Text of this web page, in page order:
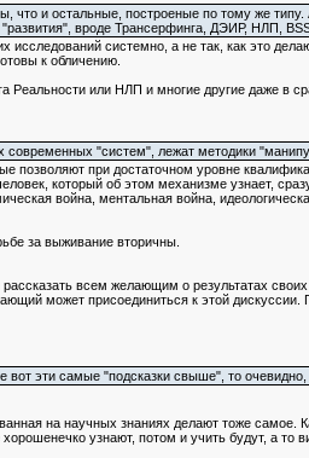
что и остальные, построеные по тому же
вроде Трансерфинга, ДЭИР, НЛП,
исследований системно, а не так, как это
к обличению.
или НЛП и многие другие даже в
современных "систем", лежат методики
позволяют при достаточном уровне
который об этом механизме узнает,
война, ментальная война,
за выживание вторичны.
всем желающим о результатах
может присоединиться к этой
вот эти самые "подсказки свыше", то
на научных знаниях делают тоже
узнают, потом и учить будут, а